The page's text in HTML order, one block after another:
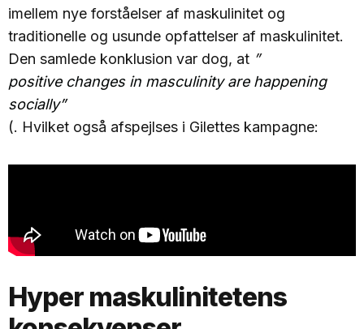
imellem nye forståelser af maskulinitet og
traditionelle og usunde opfattelser af maskulinitet.
Den samlede konklusion var dog, at ”
positive changes in masculinity are happening
socially”
(. Hvilket også afspejlses i Gilettes kampagne:
Hyper maskulinitetens